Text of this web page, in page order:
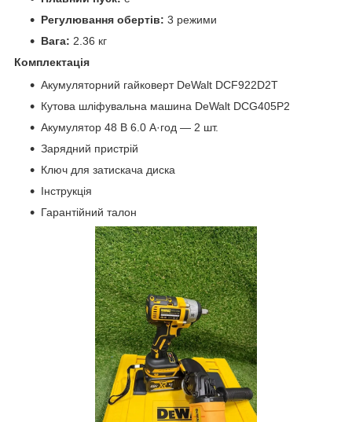
Регулювання обертів: 3 режими
Вага: 2.36 кг
Комплектація
Акумуляторний гайковерт DeWalt DCF922D2T
Кутова шліфувальна машина DeWalt DCG405P2
Акумулятор 48 В 6.0 А·год — 2 шт.
Зарядний пристрій
Ключ для затискача диска
Інструкція
Гарантійний талон